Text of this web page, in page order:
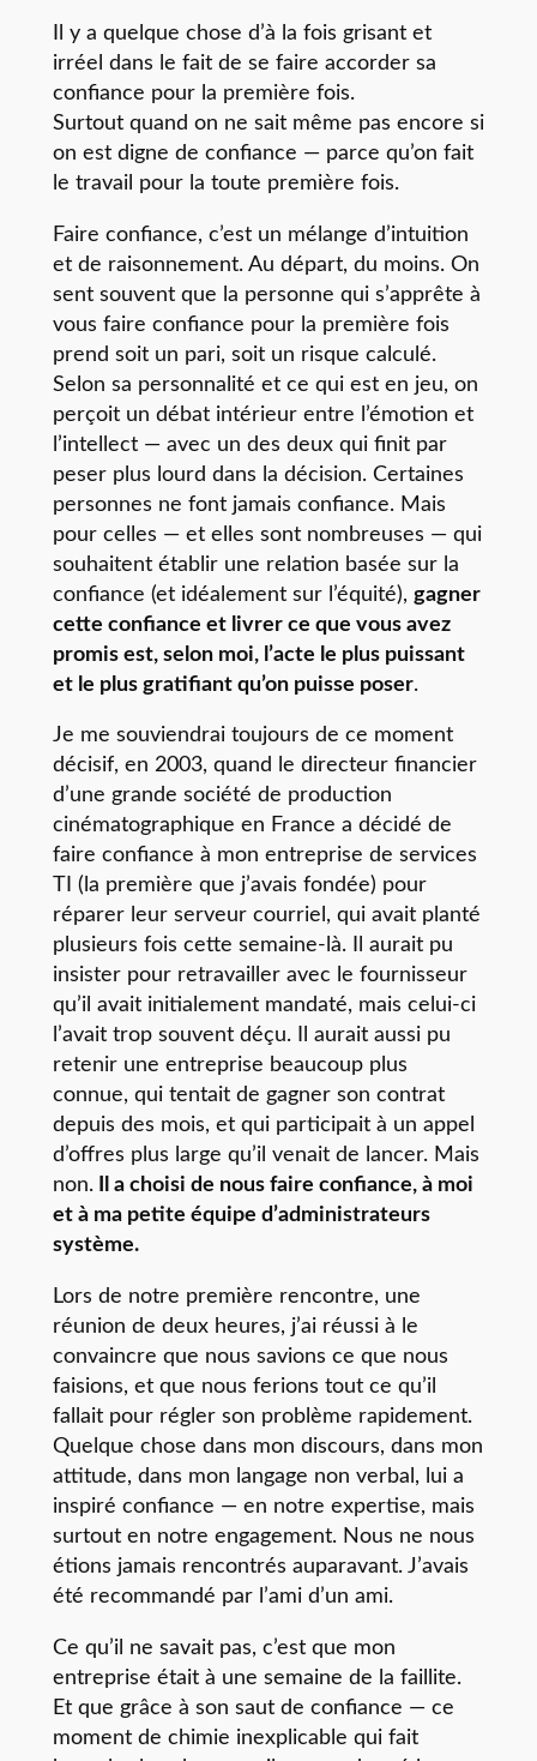
Il y a quelque chose d’à la fois grisant et
irréel dans le fait de se faire accorder sa
confiance pour la première fois.
Surtout quand on ne sait même pas encore si
on est digne de confiance — parce qu’on fait
le travail pour la toute première fois.
Faire confiance, c’est un mélange d’intuition
et de raisonnement. Au départ, du moins. On
sent souvent que la personne qui s’apprête à
vous faire confiance pour la première fois
prend soit un pari, soit un risque calculé.
Selon sa personnalité et ce qui est en jeu, on
perçoit un débat intérieur entre l’émotion et
l’intellect — avec un des deux qui finit par
peser plus lourd dans la décision. Certaines
personnes ne font jamais confiance. Mais
pour celles — et elles sont nombreuses — qui
souhaitent établir une relation basée sur la
confiance (et idéalement sur l’équité), gagner
cette confiance et livrer ce que vous avez
promis est, selon moi, l’acte le plus puissant
et le plus gratifiant qu’on puisse poser.
Je me souviendrai toujours de ce moment
décisif, en 2003, quand le directeur financier
d’une grande société de production
cinématographique en France a décidé de
faire confiance à mon entreprise de services
TI (la première que j’avais fondée) pour
réparer leur serveur courriel, qui avait planté
plusieurs fois cette semaine-là. Il aurait pu
insister pour retravailler avec le fournisseur
qu’il avait initialement mandaté, mais celui-ci
l’avait trop souvent déçu. Il aurait aussi pu
retenir une entreprise beaucoup plus
connue, qui tentait de gagner son contrat
depuis des mois, et qui participait à un appel
d’offres plus large qu’il venait de lancer. Mais
non.Il a choisi de nous faire confiance, à moi
et à ma petite équipe d’administrateurs
système.
Lors de notre première rencontre, une
réunion de deux heures, j’ai réussi à le
convaincre que nous savions ce que nous
faisions, et que nous ferions tout ce qu’il
fallait pour régler son problème rapidement.
Quelque chose dans mon discours, dans mon
attitude, dans mon langage non verbal, lui a
inspiré confiance — en notre expertise, mais
surtout en notre engagement. Nous ne nous
étions jamais rencontrés auparavant. J’avais
été recommandé par l’ami d’un ami.
Ce qu’il ne savait pas, c’est que mon
entreprise était à une semaine de la faillite.
Et que grâce à son saut de confiance — ce
moment de chimie inexplicable qui fait